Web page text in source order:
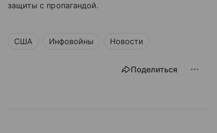
защиты с пропагандой.
США Инфовойны Новости
Поделиться